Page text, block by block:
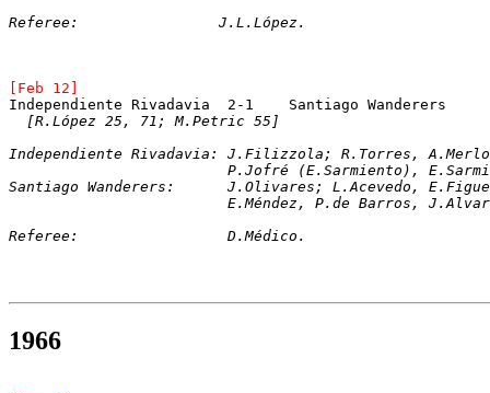
Referee:		J.L.López.
[Feb 12]
Independiente Rivadavia	 2-1	Santiago Wanderers
[R.López 25, 71; M.Petric 55]
Independiente Rivadavia: J.Filizzola; R.Torres,
P.Jofré (E.Sarmiento),
Santiago Wanderers:	 J.Olivares;
E.Méndez, P.de Barros,
Referee:		 D.Médico.
1966